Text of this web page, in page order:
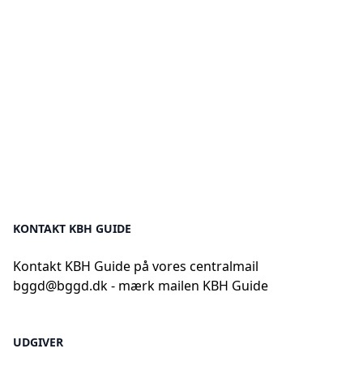
KONTAKT KBH GUIDE
Kontakt KBH Guide på vores centralmail
bggd@bggd.dk- mærk mailen KBH Guide
UDGIVER